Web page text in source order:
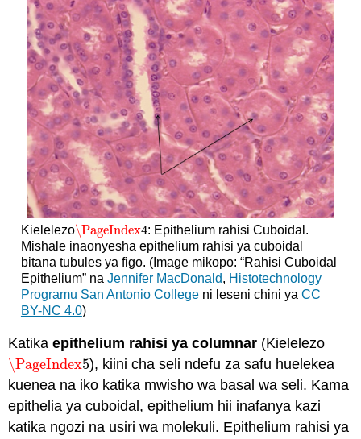
Kielelezo\PageIndex4
\PageIndex4: Epithelium rahisi Cuboidal.
Mishale inaonyesha epithelium rahisi ya cuboidal
bitana tubules ya figo. (Image mikopo: “Rahisi Cuboidal
Epithelium” na Jennifer MacDonald, Histotechnology
Programu San Antonio Collegeni leseni chini ya CC
BY-NC 4.0)
Katikaepithelium rahisi ya columnar (Kielelezo
\PageIndex5
\PageIndex5), kiini cha seli ndefu za safu huelekea
kuenea na iko katika mwisho wa basal wa seli. Kama
epithelia ya cuboidal, epithelium hii inafanya kazi
katika ngozi na usiri wa molekuli. Epithelium rahisi ya